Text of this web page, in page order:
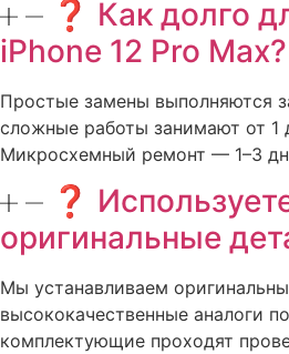
❓ Как долго
iPhone 12 Pro Max?
Простые замены выполняются
сложные работы занимают от 1
Микросхемный ремонт — 1–3
❓
оригинальные
Мы устанавливаем
высококачественные аналоги
комплектующие проходят